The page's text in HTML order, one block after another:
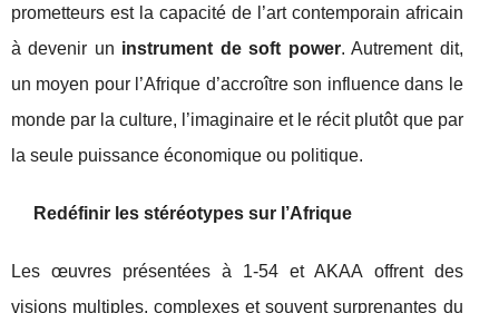
prometteurs est la capacité de l’art contemporain africain
à devenir un instrument de soft power. Autrement dit,
un moyen pour l’Afrique d’accroître son influence dans le
monde par la culture, l’imaginaire et le récit plutôt que par
la seule puissance économique ou politique.
Redéfinir les stéréotypes sur l’Afrique
Les œuvres présentées à 1-54 et AKAA offrent des
visions multiples, complexes et souvent surprenantes du